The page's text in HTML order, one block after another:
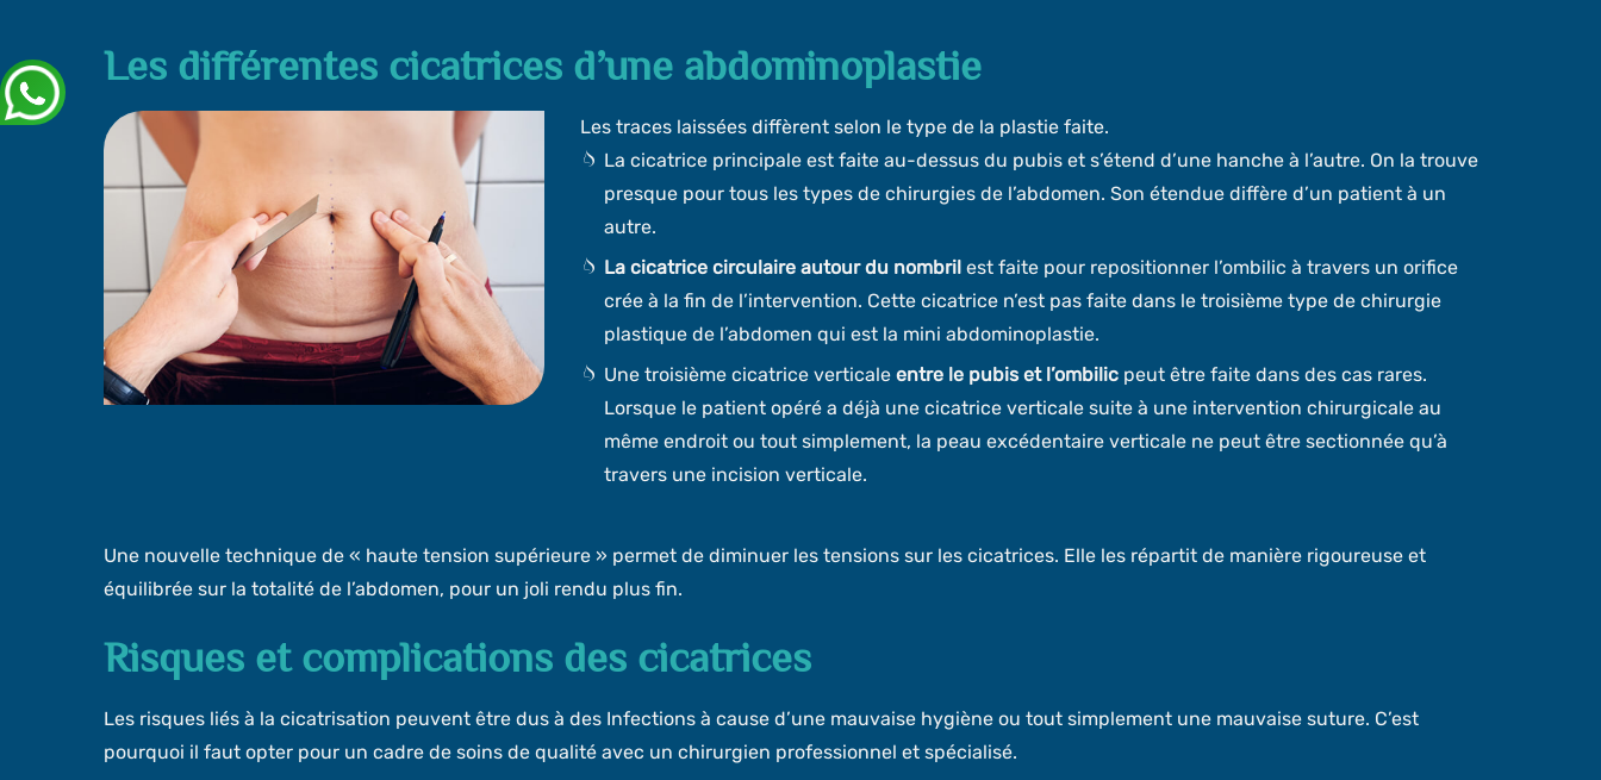
Les différentes cicatrices d’une abdominoplastie
Les traces laissées diffèrent selon le type de la plastie faite.
La cicatrice principale est faite au-dessus du pubis et s’étend d’une hanche à l’autre. On la trouve
presque pour tous les types de chirurgies de l’abdomen. Son étendue diffère d’un patient à un
autre.
La cicatrice circulaire autour du nombril est faite pour repositionner l’ombilic à travers un orifice
crée à la fin de l’intervention. Cette cicatrice n’est pas faite dans le troisième type de chirurgie
plastique de l’abdomen qui est la mini abdominoplastie.
Une troisième cicatrice verticale entre le pubis et l’ombilic peut être faite dans des cas rares.
Lorsque le patient opéré a déjà une cicatrice verticale suite à une intervention chirurgicale au
même endroit ou tout simplement, la peau excédentaire verticale ne peut être sectionnée qu’à
travers une incision verticale.
Une nouvelle technique de « haute tension supérieure » permet de diminuer les tensions sur les cicatrices. Elle les répartit de manière rigoureuse et
équilibrée sur la totalité de l’abdomen, pour un joli rendu plus fin.
Risques et complications des cicatrices
Les risques liés à la cicatrisation peuvent être dus à des Infections à cause d’une mauvaise hygiène ou tout simplement une mauvaise suture. C’est
pourquoi il faut opter pour un cadre de soins de qualité avec un chirurgien professionnel et spécialisé.